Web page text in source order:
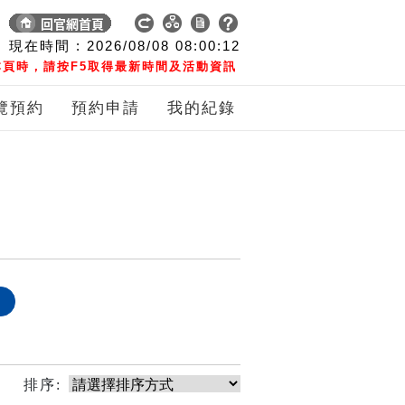
現在時間 : 2026/08/08 08:00:12
時，請按F5取得最新時間及活動資訊
預約 預約申請 我的紀錄
排序: